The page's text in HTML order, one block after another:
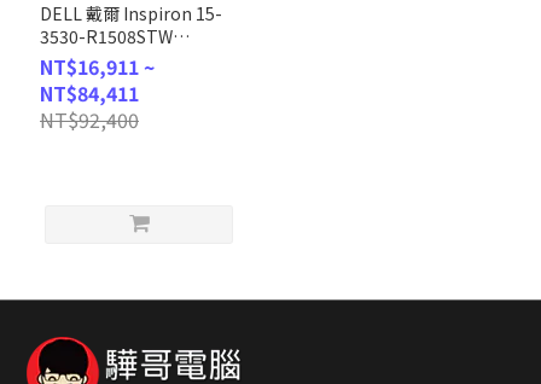
DELL 戴爾 Inspiron 15-
3530-R1508STW
Platinum Silver (i5-
1335U/8G/512G/W11/FHD/15.6)
客製化文書筆電
NT$16,911 ~
NT$84,411
NT$92,400